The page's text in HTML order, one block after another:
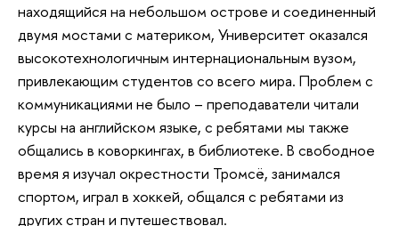
находящийся на небольшом острове и соединенный
двумя мостами с материком, Университет оказался
высокотехнологичным интернациональным вузом,
привлекающим студентов со всего мира. Проблем с
коммуникациями не было – преподаватели читали
курсы на английском языке, с ребятами мы также
общались в коворкингах, в библиотеке. В свободное
время я изучал окрестности Тромсё, занимался
спортом, играл в хоккей, общался с ребятами из
других стран и путешествовал.